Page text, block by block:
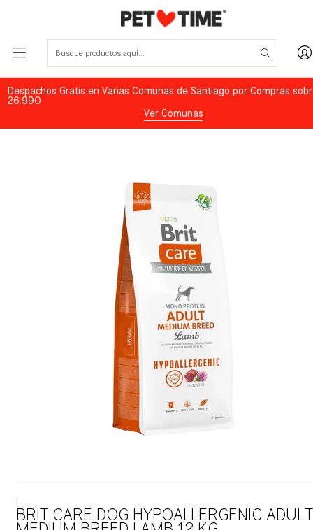
Despachos Gratis en Varias Comunas de Santiago por Compras
26.990
Ver Comunas
BRIT CARE DOG HYPOALLERGENIC ADULT